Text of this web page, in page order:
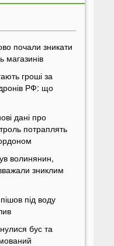
почали зникати
магазинів
гроші за
РФ: що
дані про
потраплять
волинянин,
зниклим
під воду
бус та